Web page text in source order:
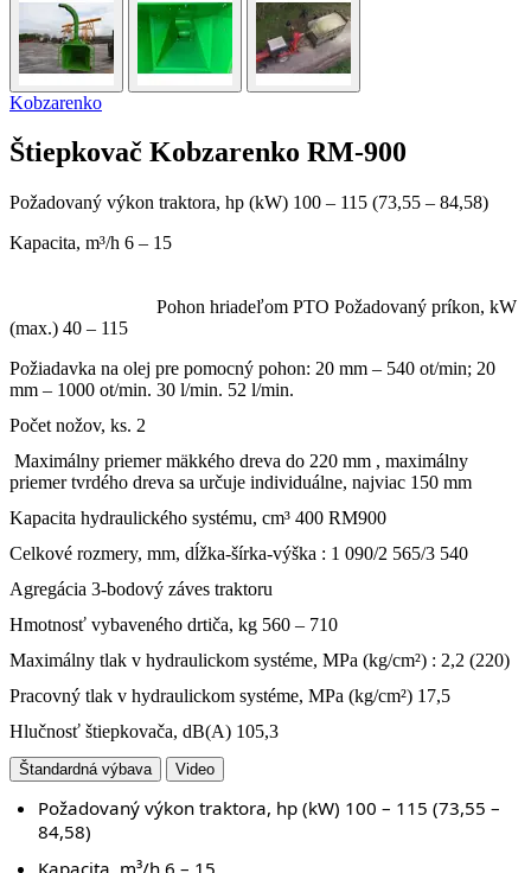
Kobzarenko
Štiepkovač Kobzarenko RM-900
Požadovaný výkon traktora, hp (kW) 100 – 115 (73,55 – 84,58)
Kapacita, m³/h 6 – 15
Pohon hriadeľom PTO Požadovaný príkon, kW
(max.) 40 – 115
Požiadavka na olej pre pomocný pohon: 20 mm – 540 ot/min; 20
mm – 1000 ot/min. 30 l/min. 52 l/min.
Počet nožov, ks. 2
Maximálny priemer mäkkého dreva do 220 mm , maximálny
priemer tvrdého dreva sa určuje individuálne, najviac 150 mm
Kapacita hydraulického systému, cm³ 400 RM900
Celkové rozmery, mm, dĺžka-šírka-výška : 1 090/2 565/3 540
Agregácia 3-bodový záves traktoru
Hmotnosť vybaveného drtiča, kg 560 – 710
Maximálny tlak v hydraulickom systéme, MPa (kg/cm²) : 2,2 (220)
Pracovný tlak v hydraulickom systéme, MPa (kg/cm²) 17,5
Hlučnosť štiepkovača, dB(A) 105,3
Štandardná výbava Video
Požadovaný výkon traktora, hp (kW) 100 – 115 (73,55 –
84,58)